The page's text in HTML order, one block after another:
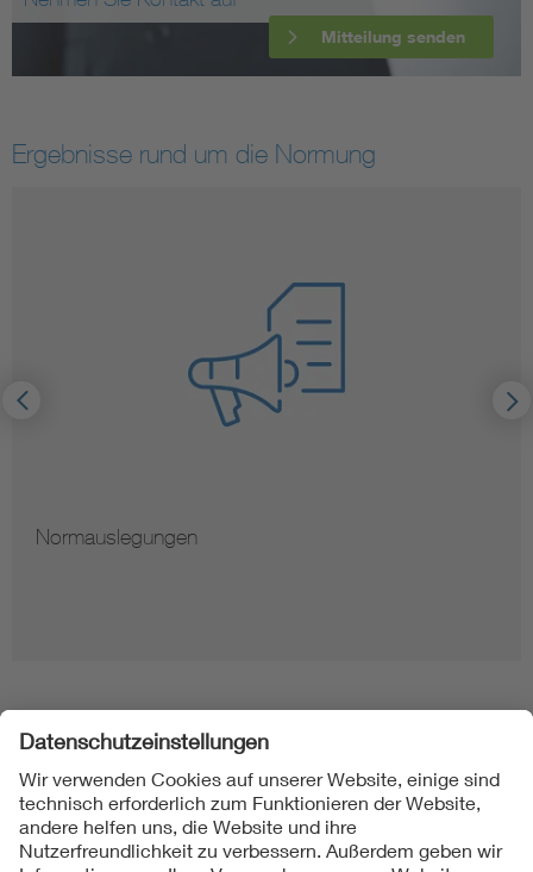
Mitteilung senden
Ergebnisse rund um die Normung
Folgen Sie uns